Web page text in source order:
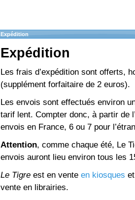
Expédition
Expédition
Les frais d’expédition sont offerts,
(supplément forfaitaire de 2 euros).
Les envois sont effectués environ
tarif lent. Compter donc, à partir de
envois en France, 6 ou 7 pour
Attention, comme chaque été, Le
envois auront lieu environ tous les
Le Tigre est en vente en kiosques
vente en librairies.